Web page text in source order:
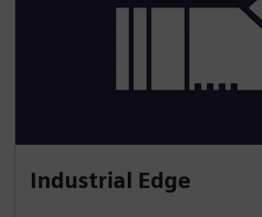
Industrial Edge